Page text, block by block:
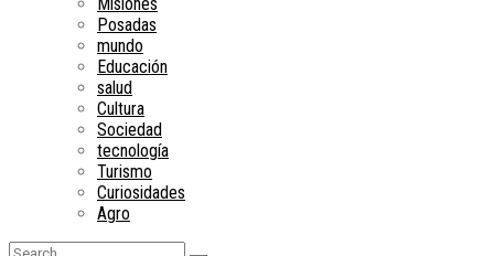
Posadas
mundo
Educación
salud
Cultura
Sociedad
tecnología
Turismo
Curiosidades
Agro